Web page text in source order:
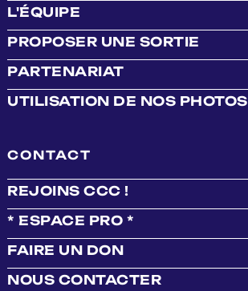
L'ÉQUIPE
PROPOSER UNE SORTIE
PARTENARIAT
UTILISATION DE NOS PHOTOS
CONTACT
REJOINS CCC !
* ESPACE PRO *
FAIRE UN DON
NOUS CONTACTER